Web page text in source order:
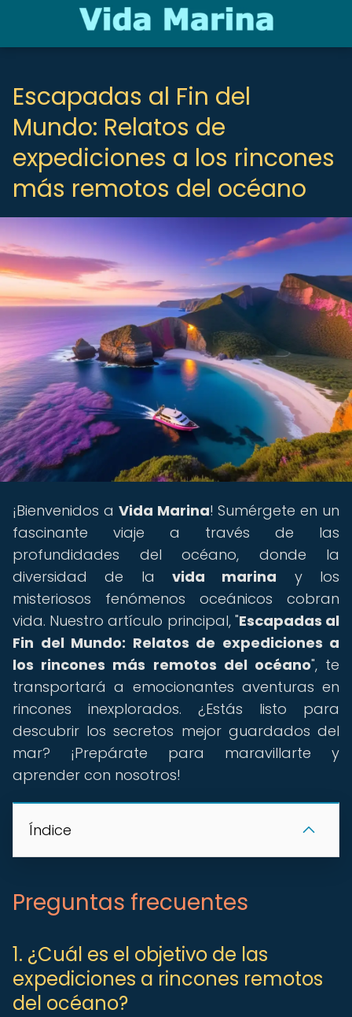
Escapadas al Fin del
Mundo: Relatos de
expediciones a los rincones
más remotos del océano
¡Bienvenidos a Vida Marina! Sumérgete en un
fascinante viaje a través de las
profundidades del océano, donde la
diversidad de la vida marina y los
misteriosos fenómenos oceánicos cobran
vida. Nuestro artículo principal, "Escapadas al
Fin del Mundo: Relatos de expediciones a
los rincones más remotos del océano", te
transportará a emocionantes aventuras en
rincones inexplorados. ¿Estás listo para
descubrir los secretos mejor guardados del
mar? ¡Prepárate para maravillarte y
aprender con nosotros!
Índice
Preguntas frecuentes
1. ¿Cuál es el objetivo de las
expediciones a rincones remotos
del océano?